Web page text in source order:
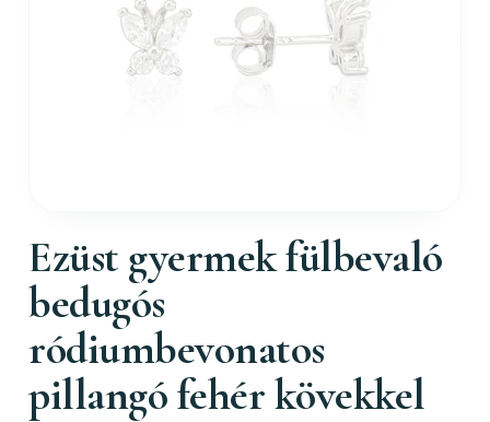
Ezüst gyermek fülbevaló
bedugós
ródiumbevonatos
pillangó fehér kövekkel